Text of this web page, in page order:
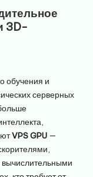
3D-
обучения и
серверных
VPS GPU —
вычислительными